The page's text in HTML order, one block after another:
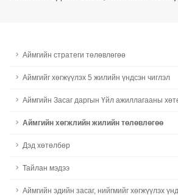
Аймгийн стратеги төлөвлөгөө
Aймгийг хөгжүүлэх 5 жилийн үндсэн чиглэл
Аймгийн Засаг даргын Үйл ажиллагааны
Aймгийн хөгжлийн жилийн төлөвлөгөө
Дэд хөтөлбөр
Тайлан мэдээ
Аймгийн эдийн засаг, нийгмийг хөгжүүлэх